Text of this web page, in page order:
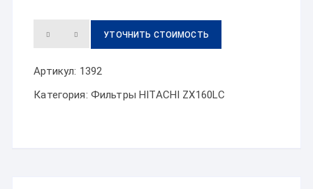
УТОЧНИТЬ СТОИМОСТЬ
Артикул: 1392
Категория: Фильтры HITACHI ZX160LC